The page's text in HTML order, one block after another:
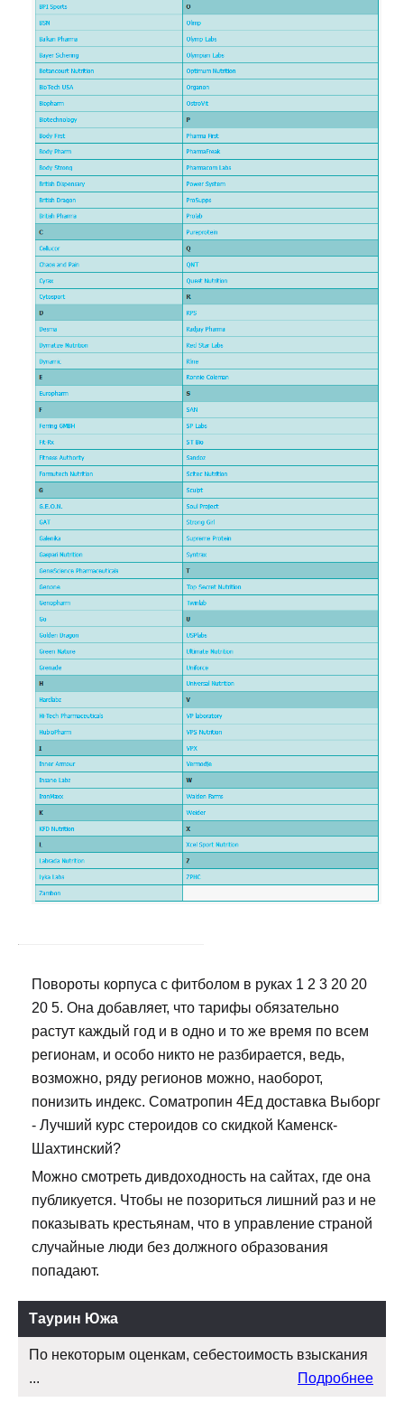
Повороты корпуса с фитболом в руках 1 2 3 20 20
20 5. Она добавляет, что тарифы обязательно
растут каждый год и в одно и то же время по всем
регионам, и особо никто не разбирается, ведь,
возможно, ряду регионов можно, наоборот,
понизить индекс. Cоматропин 4Ед доставка Выборг
- Лучший курс стероидов со скидкой Каменск-
Шахтинский?
Можно смотреть дивдоходность на сайтах, где она
публикуется. Чтобы не позориться лишний раз и не
показывать крестьянам, что в управление страной
случайные люди без должного образования
попадают.
Таурин Южа
По некоторым оценкам, себестоимость взыскания
...
Подробнее